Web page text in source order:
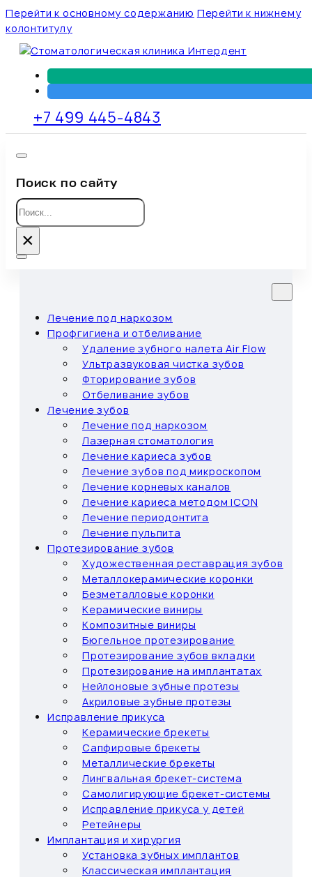
Перейти к основному содержанию Перейти к нижнему
колонтитулу
+7 499 445-4843
Поиск по сайту
Поиск
×
Лечение под наркозом
Профгигиена и отбеливание
Удаление зубного налета Air Flow
Ультразвуковая чистка зубов
Фторирование зубов
Отбеливание зубов
Лечение зубов
Лечение под наркозом
Лазерная стоматология
Лечение кариеса зубов
Лечение зубов под микроскопом
Лечение корневых каналов
Лечение кариеса методом ICON
Лечение периодонтита
Лечение пульпита
Протезирование зубов
Художественная реставрация зубов
Металлокерамические коронки
Безметалловые коронки
Керамические виниры
Композитные виниры
Бюгельное протезирование
Протезирование зубов вкладки
Протезирование на имплантатах
Нейлоновые зубные протезы
Акриловые зубные протезы
Исправление прикуса
Керамические брекеты
Сапфировые брекеты
Металлические брекеты
Лингвальная брекет-система
Самолигирующие брекет-системы
Исправление прикуса у детей
Ретейнеры
Имплантация и хирургия
Установка зубных имплантов
Классическая имплантация